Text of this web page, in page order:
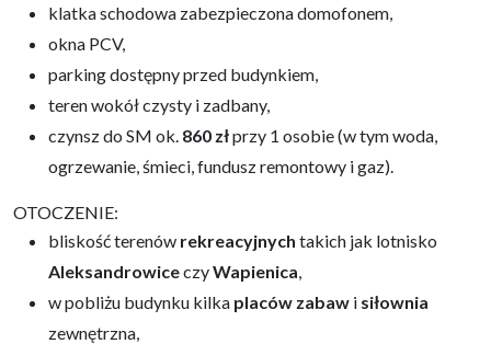
klatka schodowa zabezpieczona domofonem,
okna PCV,
parking dostępny przed budynkiem,
teren wokół czysty i zadbany,
czynsz do SM ok. 860 złprzy 1 osobie (w tym woda,
ogrzewanie, śmieci, fundusz remontowy i gaz).
OTOCZENIE:
bliskość terenów rekreacyjnych takich jak lotnisko
AleksandrowiceczyWapienica
w pobliżu budynku kilka placów zabaw i siłownia
zewnętrzna,